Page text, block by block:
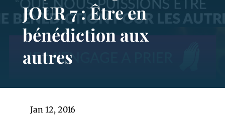
JOUR 7 : Être en
bénédiction aux
autres
Jan 12, 2016